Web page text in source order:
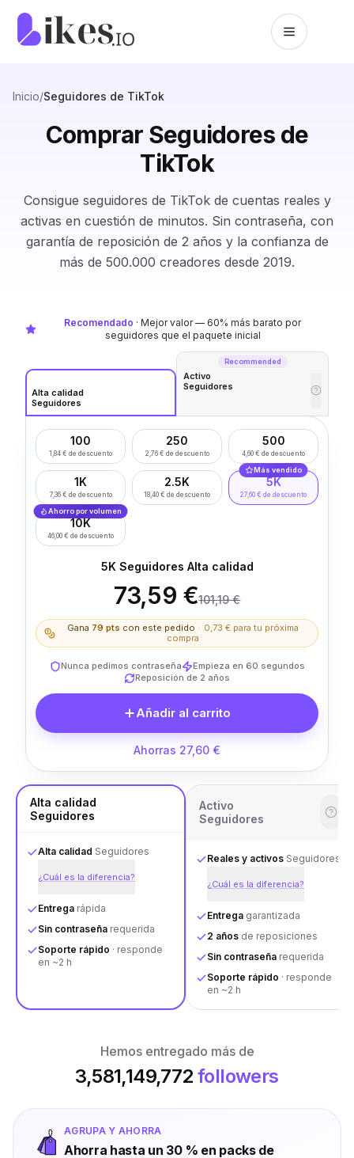
Saltar al contenido
Inicio/Seguidores de TikTok
Comprar Seguidores de
TikTok
Consigue seguidores de TikTok de cuentas reales y
activas en cuestión de minutos. Sin contraseña, con
garantía de reposición de 2 años y la confianza de
más de 500.000 creadores desde 2019.
Recomendado · Mejor valor — 60% más barato por
seguidores que el paquete inicial
Alta calidad
Seguidores
Recommended
Activo
Seguidores
100
1,84 € de descuento
250
2,76 € de descuento
500
4,60 € de descuento
1K
7,36 € de descuento
2.5K
18,40 € de descuento
Más vendido
5K
27,60 € de descuento
Ahorro por volumen
10K
46,00 € de descuento
5K Seguidores Alta calidad
73,59 €101,19 €
Gana 79 pts con este pedido · 0,73 €para tu próxima
compra
Nunca pedimos contraseña
Empieza en 60 segundos
Reposición de 2 años
Añadir al carrito
Ahorras 27,60 €
Alta calidad
Seguidores
Alta calidad Seguidores
¿Cuál es la diferencia?
Entrega rápida
Sin contraseña requerida
Soporte rápido · responde
en ~2 h
Activo
Seguidores
Reales y activos Seguidores
¿Cuál es la diferencia?
Entrega garantizada
2 años de reposiciones
Sin contraseña requerida
Soporte rápido · responde
en ~2 h
Hemos entregado más de
3,581,149,772 followers
AGRUPA Y AHORRA
Ahorra hasta un 30 % en packs de